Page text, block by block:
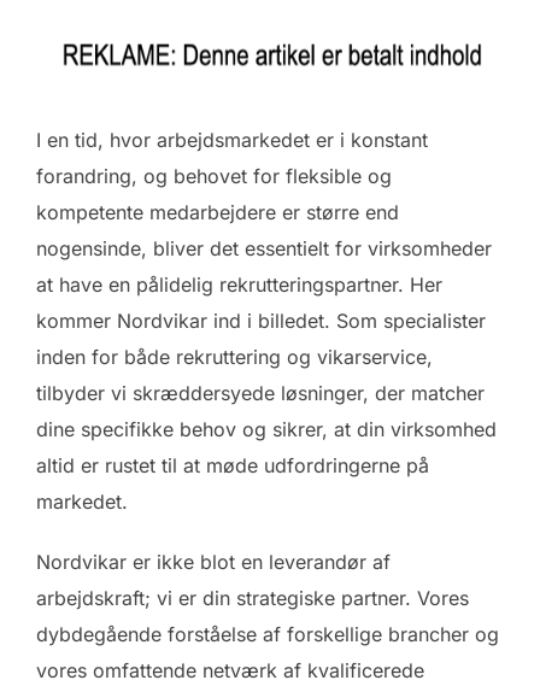
I en tid, hvor arbejdsmarkedet er i konstant
forandring, og behovet for fleksible og
kompetente medarbejdere er større end
nogensinde, bliver det essentielt for virksomheder
at have en pålidelig rekrutteringspartner. Her
kommer Nordvikar ind i billedet. Som specialister
inden for både rekruttering og vikarservice,
tilbyder vi skræddersyede løsninger, der matcher
dine specifikke behov og sikrer, at din virksomhed
altid er rustet til at møde udfordringerne på
markedet.
Nordvikar er ikke blot en leverandør af
arbejdskraft; vi er din strategiske partner. Vores
dybdegående forståelse af forskellige brancher og
vores omfattende netværk af kvalificerede